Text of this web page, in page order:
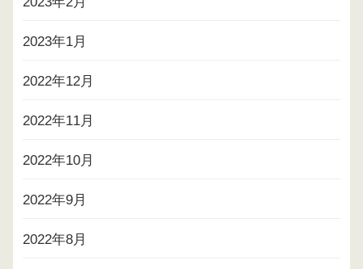
2023年1月
2022年12月
2022年11月
2022年10月
2022年9月
2022年8月